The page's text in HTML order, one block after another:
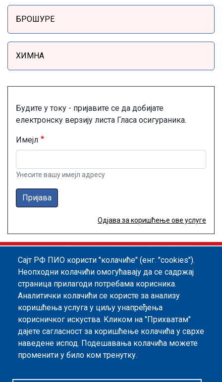
БРОШУРЕ
ХИМНА
Будите у току - пријавите се да добијате
електронску верзију листа Гласа осигураника.
Имејл
Унесите вашу имејл адресу
Пријава
Одјава за коришћење ове услуге
Footer menu
Информатор
Заштита података о личности
Информације од јавног значаја
Мапа сајта
Архива
Политика квалитета
Политика безбедности информација
Сајт РФ ПИО користи "колачиће" (енг. "cookies").
Неопходни колачићи омогућавају да се садржај
страница прилагоди потребама корисника.
Аналитички колачићи се користе за анализу
коришћења услуга у циљу унапређења
корисничког искуства. Kликом на "Прихватам"
дајете сагласност за коришћење колачића у сврхе
наведене испод. Подешавања колачића можете
променити у било ком тренутку.